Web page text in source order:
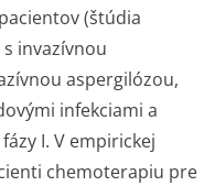
(štúdia
invazívnou
aspergilózou,
infekciami a
I. V empirickej
chemoterapiu pre